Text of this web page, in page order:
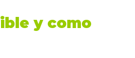
y como